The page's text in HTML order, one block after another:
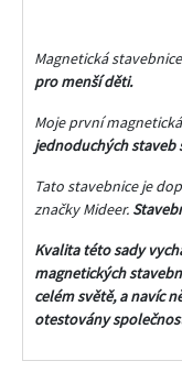
Magnetická
pro menší děti.
Moje první
jednoduchých staveb
Tato stavebnice je
značky Mideer.
Kvalita této sady
magnetických
celém světě, a navíc
otestovány